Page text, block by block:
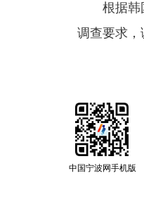
根据韩国
调查要求，
中国宁波网手机版